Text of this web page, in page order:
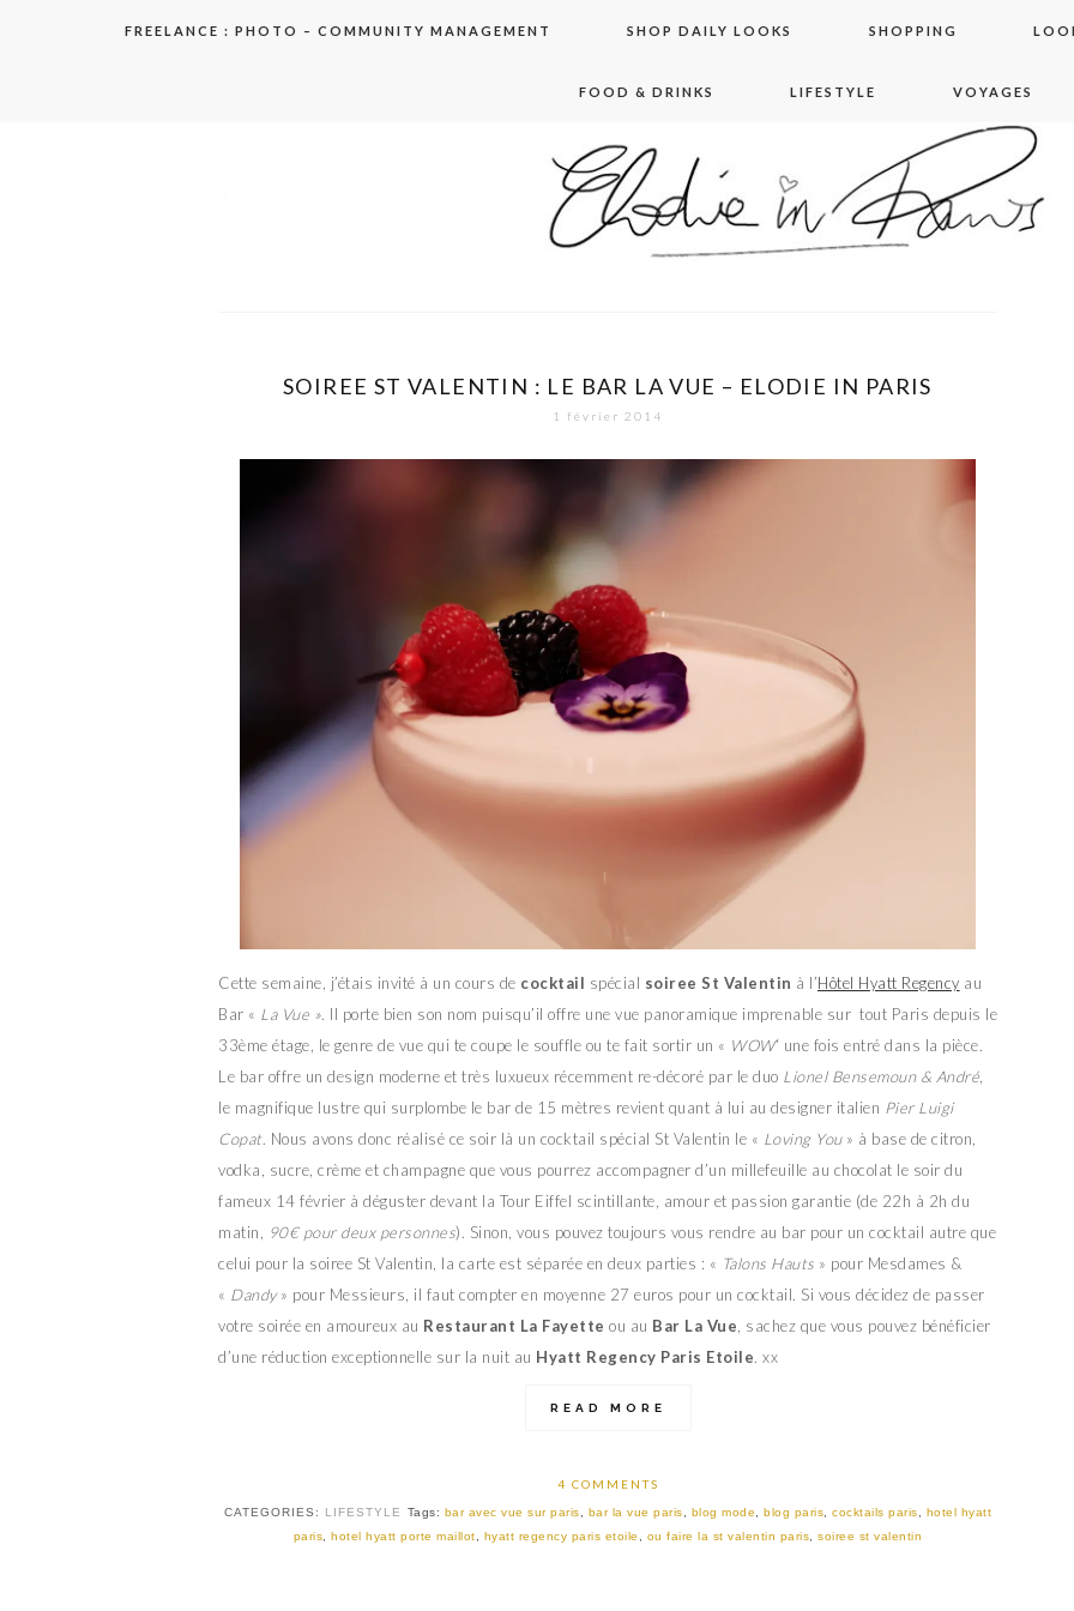
FREELANCE : PHOTO – COMMUNITY MANAGEMENT SHOP DAILY LOOKS SHOPPING
FOOD & DRINKS LIFESTYLE VOYAGES
elodie in paris
SOIREE ST VALENTIN : LE BAR LA VUE – ELODIE IN PARIS
1 février 2014
Cette semaine, j’étais invité à un cours de cocktail spécial soiree St Valentin à l’Hôtel Hyatt Regency au
Bar « La Vue ». Il porte bien son nom puisqu’il offre une vue panoramique imprenable sur tout Paris depuis le
33ème étage, le genre de vue qui te coupe le souffle ou te fait sortir un « WOW‘ une fois entré dans la pièce.
Le bar offre un design moderne et très luxueux récemment re-décoré par le duo Lionel Bensemoun & André
le magnifique lustre qui surplombe le bar de 15 mètres revient quant à lui au designer italien Pier Luigi
Copat. Nous avons donc réalisé ce soir là un cocktail spécial St Valentin le « Loving You» à base de citron,
vodka, sucre, crème et champagne que vous pourrez accompagner d’un millefeuille au chocolat le soir du
fameux 14 février à déguster devant la Tour Eiffel scintillante, amour et passion garantie (de 22h à 2h du
matin,
90€ pour deux personnes). Sinon, vous pouvez toujours vous rendre au bar pour un cocktail autre que
celui pour la soiree St Valentin, la carte est séparée en deux parties : « Talons Hauts » pour Mesdames &
« Dandy» pour Messieurs, il faut compter en moyenne 27 euros pour un cocktail. Si vous décidez de passer
votre soirée en amoureux au Restaurant La Fayette ou au Bar La Vue , sachez que vous pouvez bénéficier
d’une réduction exceptionnelle sur la nuit au Hyatt Regency Paris Etoile. xx
READ MORE
4 COMMENTS
CATEGORIES: LIFESTYLE Tags: bar avec vue sur paris bar la vue paris blog mode ,blog paris ,cocktails paris
hotel hyatt
paris ,hotel hyatt porte maillot hyatt regency paris etoile ou faire la st valentin paris ,soiree st valentin